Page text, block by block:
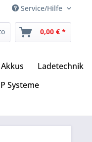
Service/Hilfe
0,00 € *
Akkus
Ladetechnik
Systeme